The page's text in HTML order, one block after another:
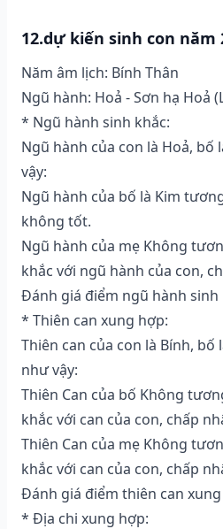
12.dự kiến sinh con năm
Năm âm lịch: Bính Thân
Ngũ hành: Hoả - Sơn hạ Hoả
* Ngũ hành sinh khắc:
Ngũ hành của con là Hoả, bố
vậy:
Ngũ hành của bố là Kim
không tốt.
Ngũ hành của mẹ Không
khắc với ngũ hành của con,
Đánh giá điểm ngũ hành sinh
* Thiên can xung hợp:
Thiên can của con là Bính, bố
như vậy:
Thiên Can của bố Không
khắc với can của con, chấp
Thiên Can của mẹ Không
khắc với can của con, chấp
Đánh giá điểm thiên can
* Địa chi xung hợp: